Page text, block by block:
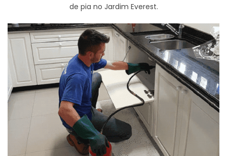
de pia no Jardim Everest.